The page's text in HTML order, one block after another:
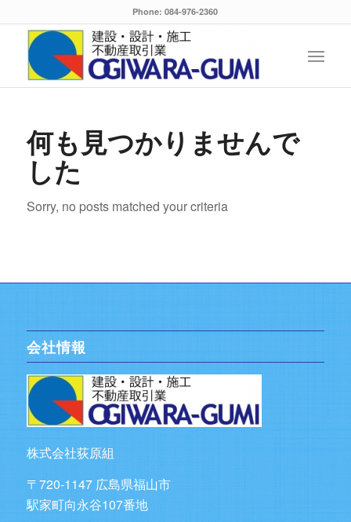
Phone: 084-976-2360
何も見つかりませんで
した
Sorry, no posts matched your criteria
会社情報
株式会社荻原組
〒720-1147 広島県福山市
駅家町向永谷107番地